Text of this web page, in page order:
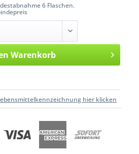
6 Flaschen.
Warenkorb
hier klicken